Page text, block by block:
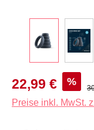
Verkaufspreis:
22,99 € %
Preise inkl. MwSt.